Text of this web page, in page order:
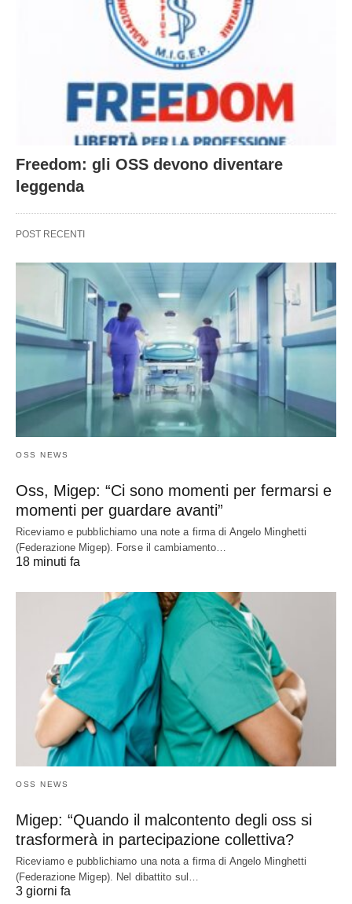
Freedom: gli OSS devono diventare
leggenda
POST RECENTI
OSS NEWS
Oss, Migep: “Ci sono momenti per fermarsi e
momenti per guardare avanti”
Riceviamo e pubblichiamo una note a firma di Angelo Minghetti
(Federazione Migep). Forse il cambiamento…
18 minuti fa
OSS NEWS
Migep: “Quando il malcontento degli oss si
trasformerà in partecipazione collettiva?
Riceviamo e pubblichiamo una nota a firma di Angelo Minghetti
(Federazione Migep). Nel dibattito sul…
3 giorni fa